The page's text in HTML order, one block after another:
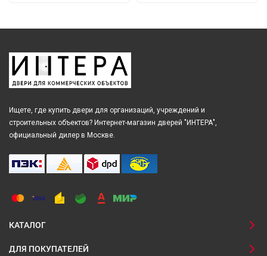
Ищете, где купить двери для организаций, учреждений и
строительных объектов? Интернет-магазин дверей "ИНТЕРА",
официальный дилер в Москве.
КАТАЛОГ
ДЛЯ ПОКУПАТЕЛЕЙ